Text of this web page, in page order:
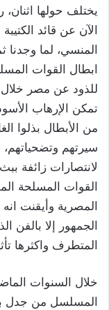
يختلف حولها
المنسي، لما وجدنا
ابطال القوات
للذود عن مصر خلال
تمكن الإرهاب
من الأبطال بذلوا
سيرتهم وتضحياتهم،
لانتصارات زائفة
القوات المسلحة
المصرية وأيقنت
الجمهور إلا بالفن
المتطرف واكثرها
خلال السنوات
المسلسل من جدل